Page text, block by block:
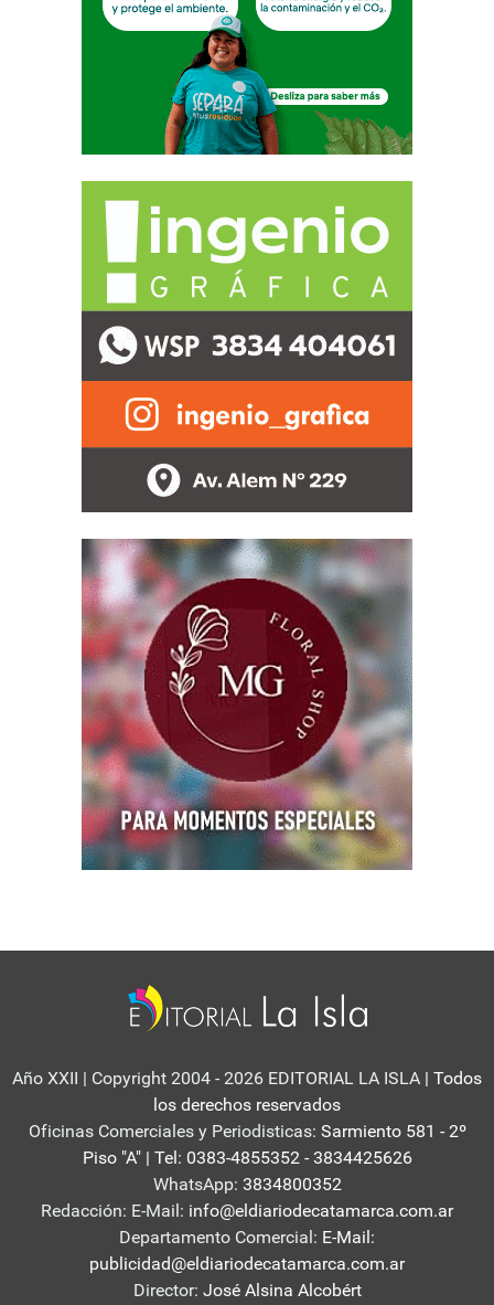
Año XXII | Copyright 2004 - 2026 EDITORIAL LA ISLA | Todos
los derechos reservados
Oficinas Comerciales y Periodisticas: Sarmiento 581 - 2º
Piso "A" | Tel: 0383-4855352 - 3834425626
WhatsApp: 3834800352
Redacción: E-Mail: info@eldiariodecatamarca.com.ar
Departamento Comercial: E-Mail:
publicidad@eldiariodecatamarca.com.ar
Director: José Alsina Alcobért